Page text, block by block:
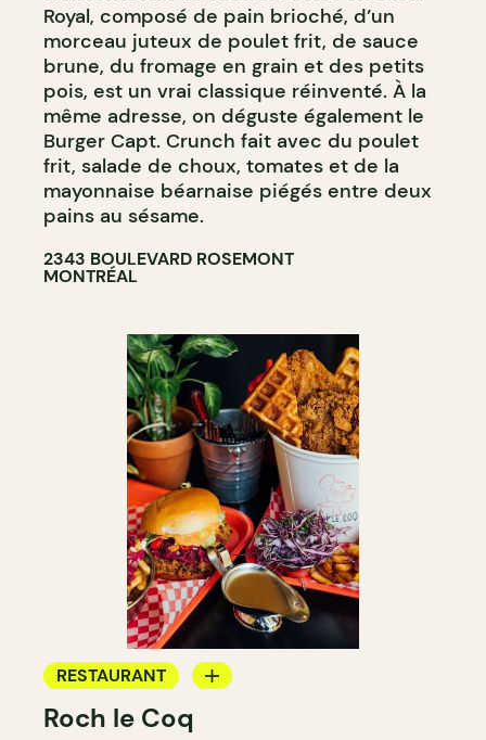
Royal, composé de pain brioché, d’un
morceau juteux de poulet frit, de sauce
brune, du fromage en grain et des petits
pois, est un vrai classique réinventé. À la
même adresse, on déguste également le
Burger Capt. Crunch fait avec du poulet
frit, salade de choux, tomates et de la
mayonnaise béarnaise piégés entre deux
pains au sésame.
2343 BOULEVARD ROSEMONT
MONTRÉAL
RESTAURANT
COMPTOIR
Roch le Coq